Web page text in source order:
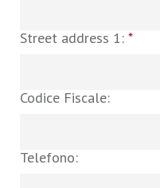
Street address 1: *
Codice Fiscale:
Telefono: